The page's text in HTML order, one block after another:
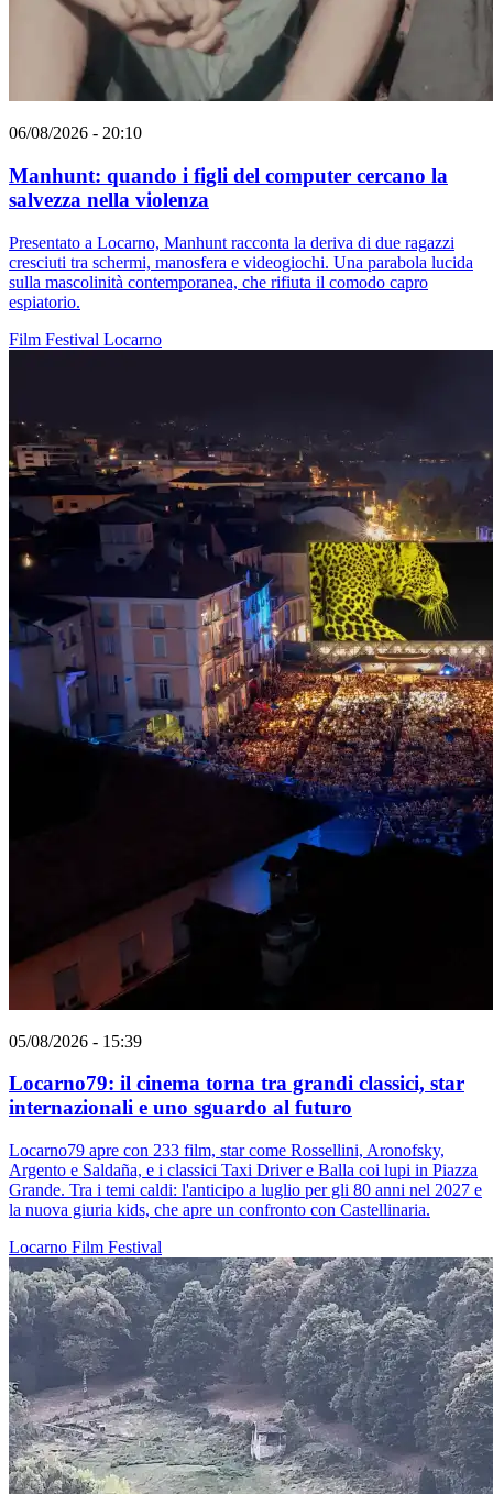
06/08/2026 - 20:10
Manhunt: quando i figli del computer cercano la
salvezza nella violenza
Presentato a Locarno, Manhunt racconta la deriva di due ragazzi
cresciuti tra schermi, manosfera e videogiochi. Una parabola lucida
sulla mascolinità contemporanea, che rifiuta il comodo capro
espiatorio.
Film Festival Locarno
05/08/2026 - 15:39
Locarno79: il cinema torna tra grandi classici, star
internazionali e uno sguardo al futuro
Locarno79 apre con 233 film, star come Rossellini, Aronofsky,
Argento e Saldaña, e i classici Taxi Driver e Balla coi lupi in Piazza
Grande. Tra i temi caldi: l'anticipo a luglio per gli 80 anni nel 2027 e
la nuova giuria kids, che apre un confronto con Castellinaria.
Locarno Film Festival